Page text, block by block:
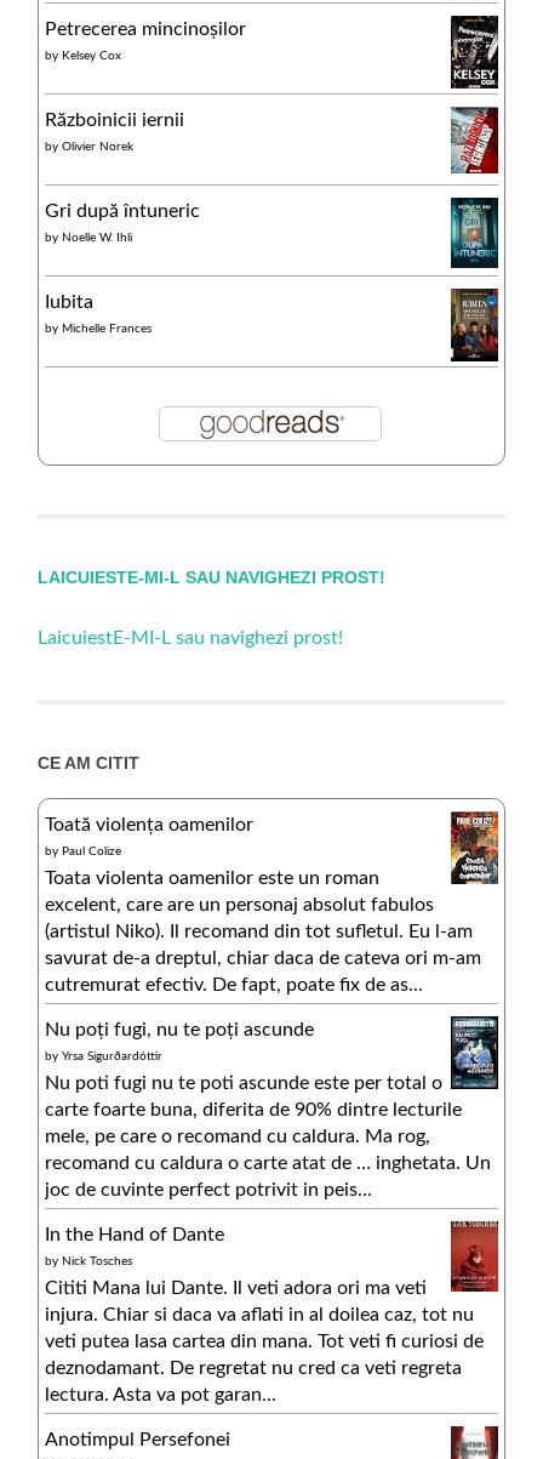
Petrecerea mincinoșilor
by Kelsey Cox
Războinicii iernii
byOlivier Norek
Gri după întuneric
by Noelle W. Ihli
Iubita
by Michelle Frances
LAICUIESTE-MI-L SAU NAVIGHEZI PROST!
LaicuiestE-MI-L sau navighezi prost!
CE AM CITIT
Toată violența oamenilor
by Paul Colize
Toata violenta oamenilor este un roman
excelent, care are un personaj absolut fabulos
(artistul Niko). Il recomand din tot sufletul. Eu l-am
savurat de-a dreptul, chiar daca de cateva ori m-am
cutremurat efectiv. De fapt, poate fix de as...
Nu poți fugi, nu te poți ascunde
byYrsa Sigurðardóttir
Nu poti fugi nu te poti ascunde este per total o
carte foarte buna, diferita de 90% dintre lecturile
mele, pe care o recomand cu caldura. Ma rog,
recomand cu caldura o carte atat de … inghetata. Un
joc de cuvinte perfect potrivit in peis...
In the Hand of Dante
by Nick Tosches
Cititi Mana lui Dante. Il veti adora ori ma veti
injura. Chiar si daca va aflati in al doilea caz, tot nu
veti putea lasa cartea din mana. Tot veti fi curiosi de
deznodamant. De regretat nu cred ca veti regreta
lectura. Asta va pot garan...
Anotimpul Persefonei